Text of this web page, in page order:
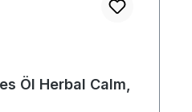
Öl Herbal Calm,